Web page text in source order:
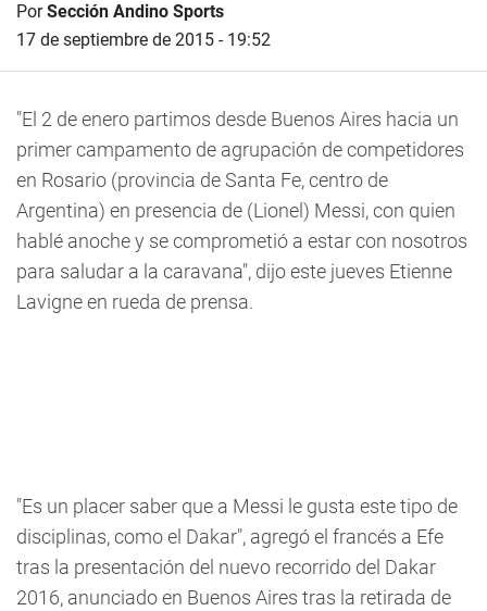
PorSección Andino Sports
17 de septiembre de 2015 - 19:52
"El 2 de enero partimos desde Buenos Aires hacia un
primer campamento de agrupación de competidores
en Rosario (provincia de Santa Fe, centro de
Argentina) en presencia de (Lionel) Messi, con quien
hablé anoche y se comprometió a estar con nosotros
para saludar a la caravana", dijo este jueves Etienne
Lavigne en rueda de prensa.
"Es un placer saber que a Messi le gusta este tipo de
disciplinas, como el Dakar", agregó el francés a Efe
tras la presentación del nuevo recorrido del Dakar
2016, anunciado en Buenos Aires tras la retirada de